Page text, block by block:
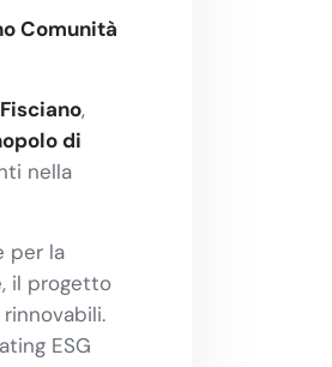
Comunità
,
di
nella
per la
il progetto
ESG